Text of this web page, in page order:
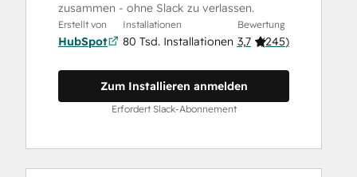
zusammen - ohne Slack zu verlassen.
Erstellt von
HubSpot
Installationen
80 Tsd. Installationen
Bewertung
3,7 (245)
Zum Installieren anmelden
Erfordert Slack-Abonnement